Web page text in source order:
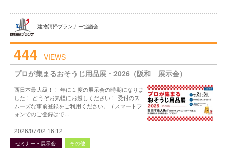
建物清掃プランナー協議会
444 VIEWS
プロが集まるおそうじ用品展・2026（阪和 展示会）
西日本最大級！！ 年に１度の展示会の時期になりま
した！ どうぞお気軽にお越しください！ 受付のス
ムーズな事前登録をご利用ください。（スマートフ
ォンでのご登録はで…
2026/07/02 16:12
セミナー・展示会 その他